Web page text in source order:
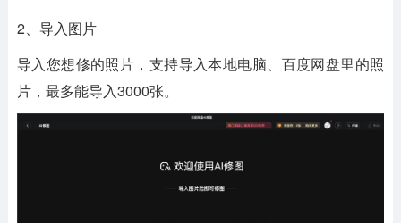
2、导入图片
导入您想修的照片，支持导入本地电脑、百度网盘里的照
片，最多能导入3000张。